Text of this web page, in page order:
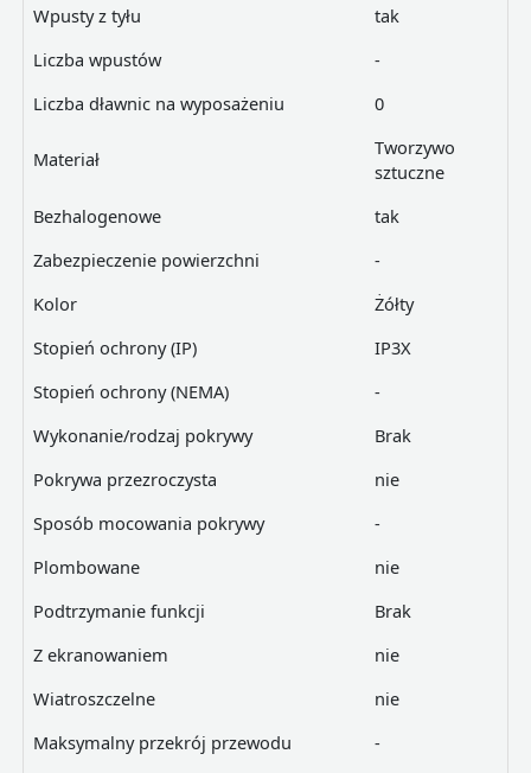
Wpusty z tyłu
tak
Liczba wpustów
-
Liczba dławnic na wyposażeniu
0
Materiał
Tworzywo
sztuczne
Bezhalogenowe
tak
Zabezpieczenie powierzchni
-
Kolor
Żółty
Stopień ochrony (IP)
IP3X
Stopień ochrony (NEMA)
-
Wykonanie/rodzaj pokrywy
Brak
Pokrywa przezroczysta
nie
Sposób mocowania pokrywy
-
Plombowane
nie
Podtrzymanie funkcji
Brak
Z ekranowaniem
nie
Wiatroszczelne
nie
Maksymalny przekrój przewodu
-